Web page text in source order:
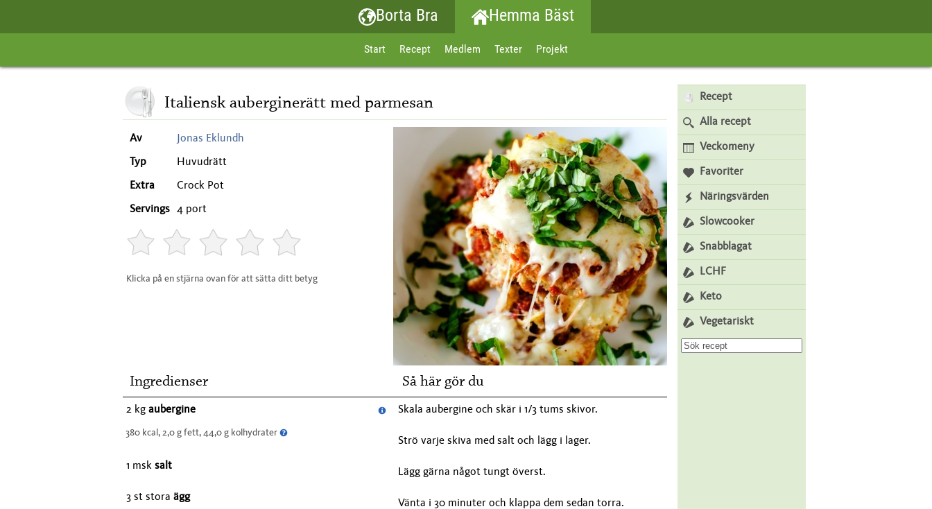
Borta Bra Hemma Bäst
Start Recept Medlem Texter Projekt
Italiensk auberginerätt med parmesan
Av Jonas Eklundh
Typ Huvudrätt
Extra Crock Pot
Servings 4 port
Klicka på en stjärna ovan för att sätta ditt betyg
Ingredienser
2 kg aubergine
380 kcal, 2,0 g fett, 44,0 g kolhydrater
1 msk salt
3 st stora ägg
Så här gör du
Skala aubergine och skär i 1/3 tums skivor.
Strö varje skiva med salt och lägg i lager.
Lägg gärna något tungt överst.
Vänta i 30 minuter och klappa dem sedan torra.
Recept
Alla recept
Veckomeny
Favoriter
Näringsvärden
Slowcooker
Snabblagat
LCHF
Keto
Vegetariskt